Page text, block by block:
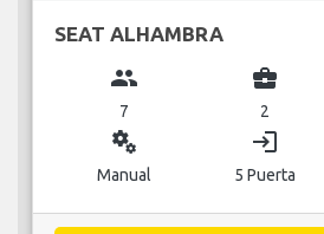
SEAT ALHAMBRA
group
7
business_center
2
miscellaneous_services
Manual
login
5 Puerta